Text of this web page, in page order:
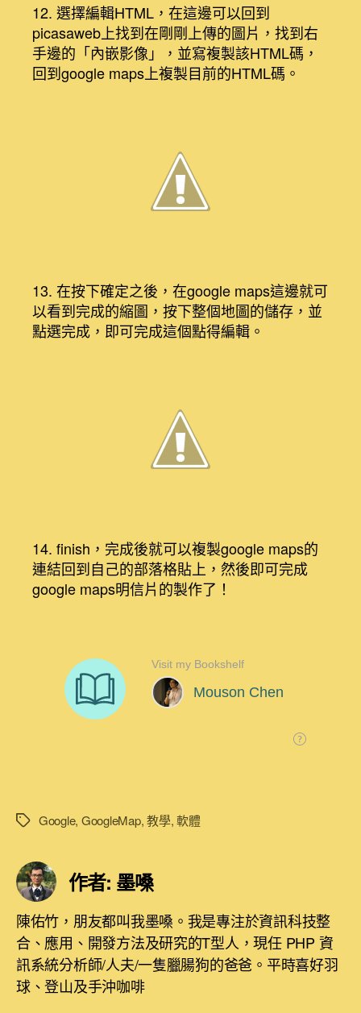
12. 選擇編輯HTML，在這邊可以回到
picasaweb上找到在剛剛上傳的圖片，找到右
手邊的「內嵌影像」，並寫複製該HTML碼，
回到google maps上複製目前的HTML碼。
13. 在按下確定之後，在google maps這邊就可
以看到完成的縮圖，按下整個地圖的儲存，並
點選完成，即可完成這個點得編輯。
14. finish，完成後就可以複製google maps的
連結回到自己的部落格貼上，然後即可完成
google maps明信片的製作了！
標
Google, GoogleMap,教學,軟體
作者: 墨嗓
陳佑竹，朋友都叫我墨嗓。我是專注於資訊科技整
合、應用、開發方法及研究的T型人，現任 PHP 資
訊系統分析師/人夫/一隻臘腸狗的爸爸。平時喜好羽
球、登山及手沖咖啡